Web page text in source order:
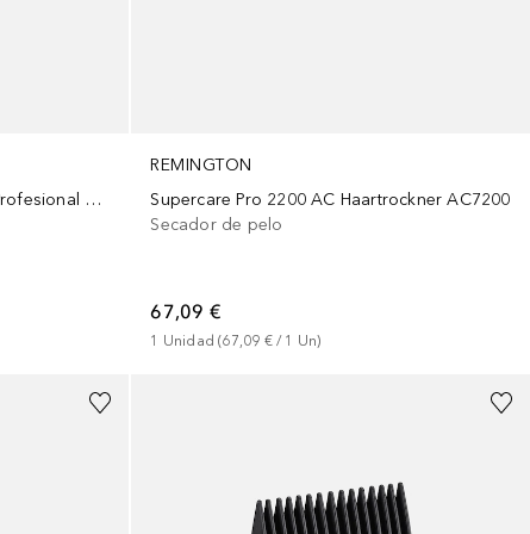
Barber Prime Secador De Pelo Profesional 2300W
REMINGTON
Supercare Pro 2200 AC Haartrockner AC7200
Secador de pelo
67,09 €
1 Unidad (67,09 € / 1 Un)